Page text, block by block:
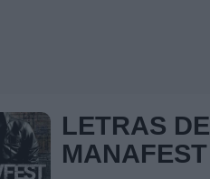
LETRAS DE
MANAFEST